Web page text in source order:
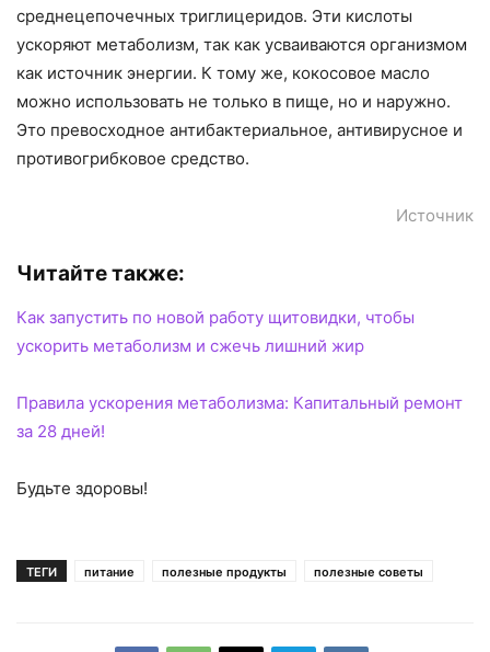
среднецепочечных триглицеридов. Эти кислоты
ускоряют метаболизм, так как усваиваются организмом
как источник энергии. К тому же, кокосовое масло
можно использовать не только в пище, но и наружно.
Это превосходное антибактериальное, антивирусное и
противогрибковое средство.
Источник
Читайте также:
Как запустить по новой работу щитовидки, чтобы
ускорить метаболизм и сжечь лишний жир
Правила ускорения метаболизма: Капитальный ремонт
за 28 дней!
Будьте здоровы!
ТЕГИ питание полезные продукты полезные советы